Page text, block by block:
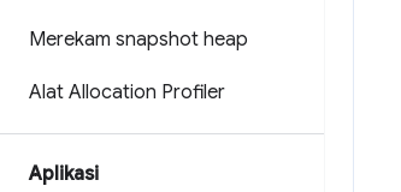
Merekam snapshot heap
Alat Allocation Profiler
Aplikasi